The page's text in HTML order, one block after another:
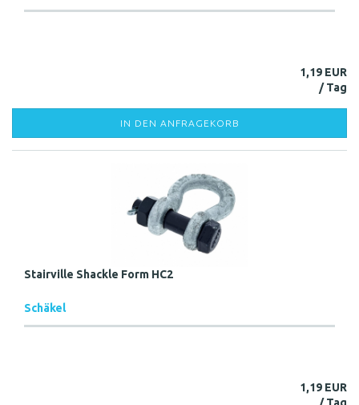
1,19 EUR
IN DEN ANFRAGEKORB
Stairville Shackle Form HC2
Schäkel
1,19 EUR